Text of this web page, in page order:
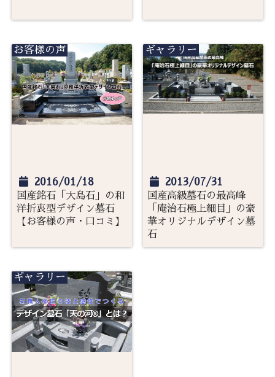
お客様の声
2016/01/18
国産銘石「大島石」の和
洋折衷型デザイン墓石
【お客様の声・口コミ】
ギャラリー
2013/07/31
国産高級墓石の最高峰
「庵治石極上細目」の豪
華オリジナルデザイン墓
石
ギャラリー